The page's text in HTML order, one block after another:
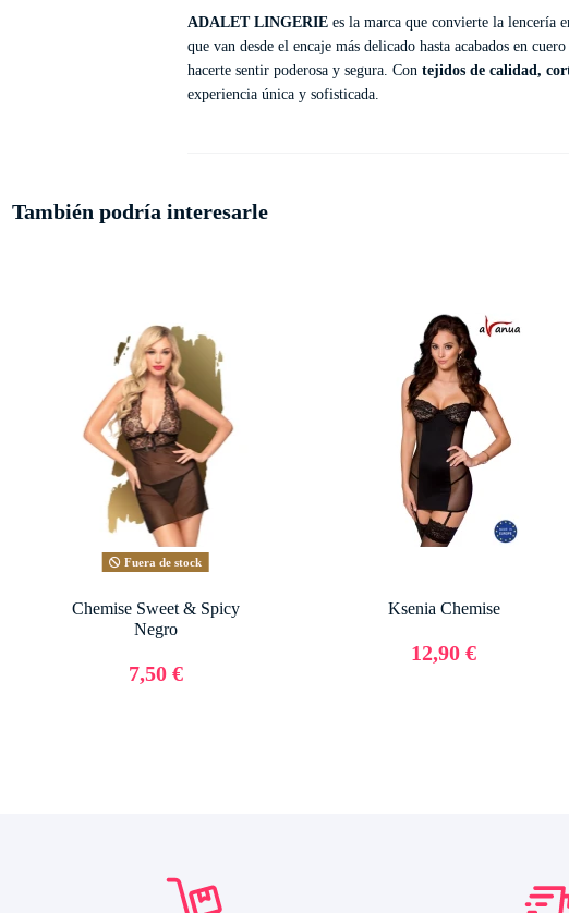
ADALET LINGERIE es la marca que convierte la lencería
que van desde el encaje más delicado hasta acabados en
hacerte sentir poderosa y segura. Con tejidos de calidad,
experiencia única y sofisticada.
También podría interesarle
Fuera de stock
Chemise Sweet & Spicy
Negro
7,50 €
Ksenia Chemise
12,90 €